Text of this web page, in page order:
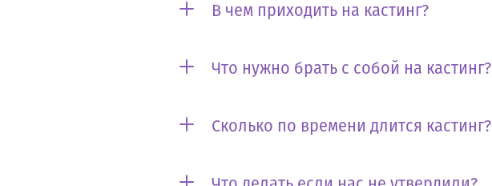
В чем приходить на кастинг?
Что нужно брать с собой на кастинг?
Сколько по времени длится кастинг?